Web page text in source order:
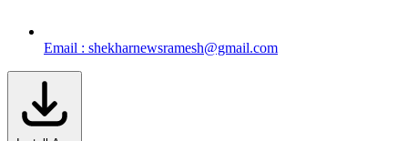
Email : shekharnewsramesh@gmail.com